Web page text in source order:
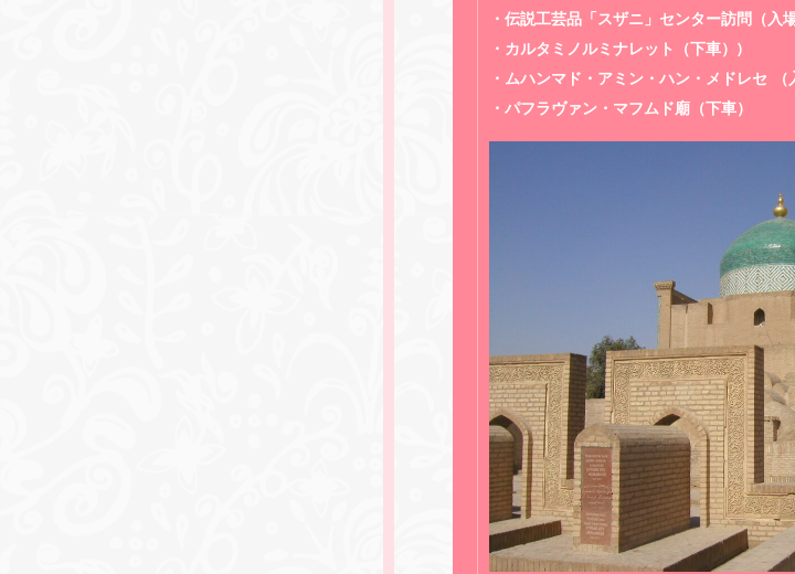
・伝説工芸品「スザニ」センター訪問（入場
・カルタミノルミナレット（下車）)
・ムハンマド・アミン・ハン・メドレセ （
・パフラヴァン・マフムド廟（下車）